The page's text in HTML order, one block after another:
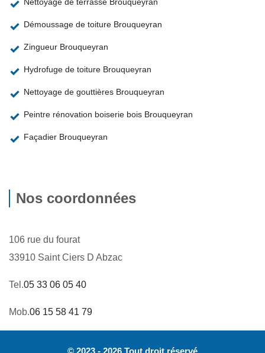
Nettoyage de terrasse Brouqueyran
Démoussage de toiture Brouqueyran
Zingueur Brouqueyran
Hydrofuge de toiture Brouqueyran
Nettoyage de gouttières Brouqueyran
Peintre rénovation boiserie bois Brouqueyran
Façadier Brouqueyran
Nos coordonnées
106 rue du fourat
33910 Saint Ciers D Abzac
Tel.05 33 06 05 40
Mob.06 15 58 41 79